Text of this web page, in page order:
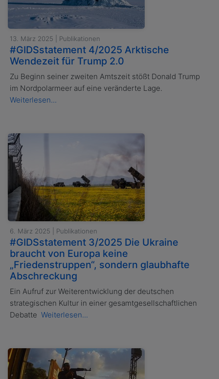
13. März 2025 | Publikationen
#GIDSstatement 4/2025 Arktische
Wendezeit für Trump 2.0
Zu Beginn seiner zweiten Amtszeit stößt Donald Trump
im Nordpolarmeer auf eine veränderte Lage.
Weiterlesen...
6. März 2025 | Publikationen
#GIDSstatement 3/2025 Die Ukraine
braucht von Europa keine
„Friedenstruppen“, sondern glaubhafte
Abschreckung
Ein Aufruf zur Weiterentwicklung der deutschen
strategischen Kultur in einer gesamtgesellschaftlichen
Debatte Weiterlesen...